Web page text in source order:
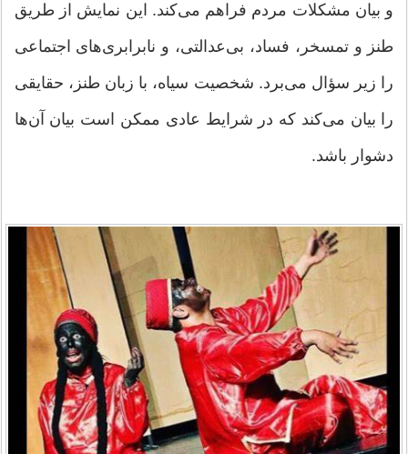
و بیان مشکلات مردم فراهم می‌کند. این نمایش از طریق
طنز و تمسخر، فساد، بی‌عدالتی، و نابرابری‌های اجتماعی
را زیر سؤال می‌برد. شخصیت سیاه، با زبان طنز، حقایقی
را بیان می‌کند که در شرایط عادی ممکن است بیان آن‌ها
دشوار باشد.